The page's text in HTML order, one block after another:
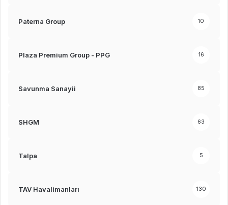
Paterna Group 10
Plaza Premium Group - PPG 16
Savunma Sanayii 85
SHGM 63
Talpa 5
TAV Havalimanları 130